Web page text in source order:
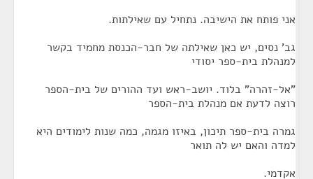
אני פותח את הישיבה. נתחיל עם שאילתות.
גב' נסים, יש כאן שאילתה של חבר-הכנסת מחמיד בקשר
למנהלת בית-ספר יסודי
"אל-זהרה" בלוד. יושב-ראש ועד ההורים של בית-הספר
רוצה לדעת אם מנהלת בית-הספר
גמרה בית-ספר תיכון, באיזו מגמה, כמה שנות לימודים היא
למדה והאם יש לה תואר
אקדמי.